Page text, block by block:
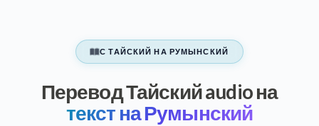
С ТАЙСКИЙ НА РУМЫНСКИЙ
Перевод Тайский audio на
текст на Румынский